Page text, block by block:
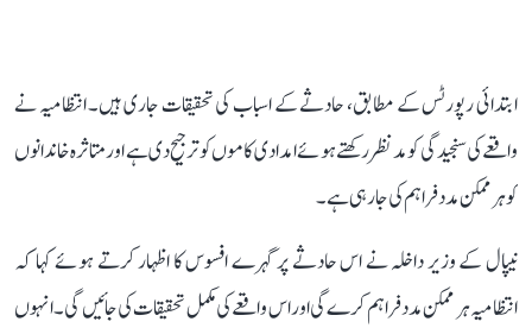
ابتدائی رپورٹس کے مطابق، حادثے کے اسباب کی تحقیقات جاری ہیں۔ انتظامیہ نے
واقعے کی سنجیدگی کو مدنظر رکھتے ہوئے امدادی کاموں کو ترجیح دی ہے اور متاثرہ خاندانوں
کو ہر ممکن مدد فراہم کی جا رہی ہے۔
نیپال کے وزیر داخلہ نے اس حادثے پر گہرے افسوس کا اظہار کرتے ہوئے کہا کہ
انتظامیہ ہر ممکن مدد فراہم کرے گی اور اس واقعے کی مکمل تحقیقات کی جائیں گی۔ انہوں